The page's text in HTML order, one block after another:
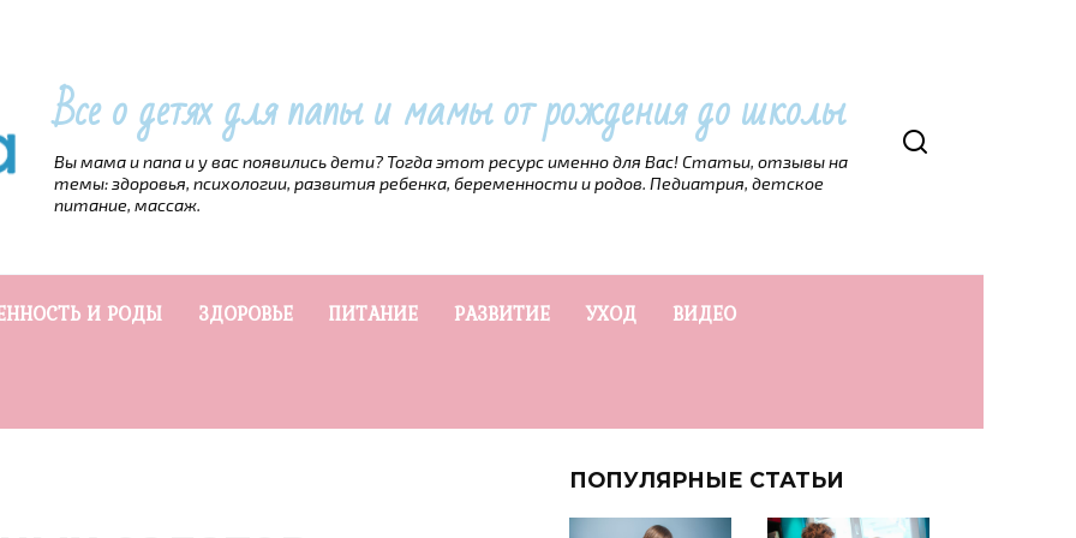
Все о детях для папы и мамы от рождения до школы
Вы мама и папа и у вас появились дети? Тогда этот ресурс именно для Вас! Статьи, отзывы на
темы: здоровья, психологии, развития ребенка, беременности и родов. Педиатрия, детское
питание, массаж.
И РОДЫ ЗДОРОВЬЕ ПИТАНИЕ РАЗВИТИЕ УХОД ВИДЕО
ПОПУЛЯРНЫЕ СТАТЬИ